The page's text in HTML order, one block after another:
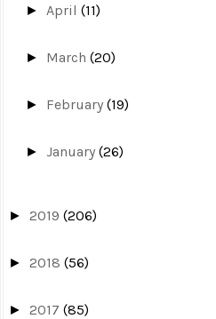
► April(11)
► March(20)
► February(19)
►January(26)
► 2019 (206)
► 2018 (56)
► 2017 (85)